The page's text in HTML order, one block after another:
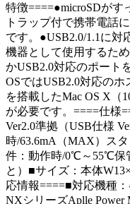
特徴====●microSDがす
トラップ付で携帯電話
です。●USB2.0/1.1に
機器として使用するた
かUSB2.0対応のポート
OSではUSB2.0対応のホ
を搭載したMac OS X（
が必要です。====仕様
Ver2.0準拠（USB仕様
時/63.6mA（MAX）ス
件：動作時/0℃～55℃保
と）■サイズ：本体
応情報====■対応機種
NXシリーズAplle Power